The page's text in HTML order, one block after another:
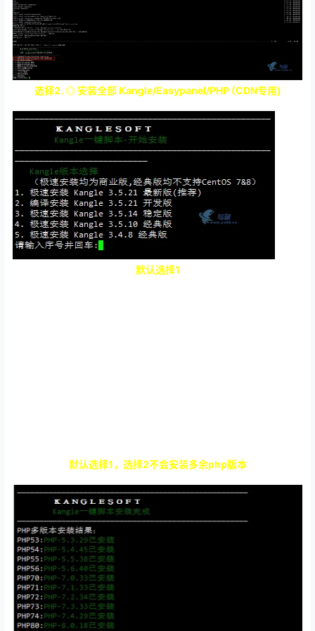
选择2. ◎ 安装全部 Kangle/Easypanel/PHP (CDN专用)
默认选择1